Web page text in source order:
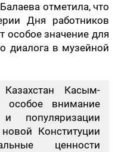
отметила, что
Дня работников
особое значение для
диалога в музейной
Казахстан Касым-
особое внимание
популяризации
Конституции
ценности